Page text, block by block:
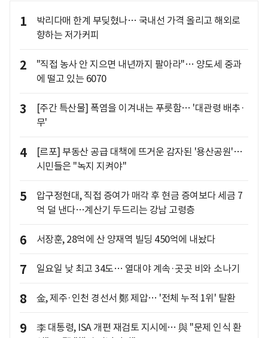
1
박리다매 한계 부딪혔나… 국내선 가격 올리고 해외로
향하는 저가커피
2
"직접 농사 안 지으면 내년까지 팔아라"… 양도세 중과
에 떨고 있는 6070
3
[주간 특산물] 폭염을 이겨내는 푸릇함… '대관령 배추·
무'
4
[르포] 부동산 공급 대책에 뜨거운 감자된 '용산공원'…
시민들은 "녹지 지켜야"
5
압구정현대, 직접 증여가 매각 후 현금 증여보다 세금 7
억 덜 낸다…계산기 두드리는 강남 고령층
6 서장훈, 28억에 산 양재역 빌딩 450억에 내놨다
7 일요일 낮 최고 34도… 열대야 계속·곳곳 비와 소나기
8 金, 제주·인천 경선서 鄭 제압… '전체 누적 1위' 탈환
9
李 대통령, ISA 개편 재검토 지시에… 與 "문제 인식 환